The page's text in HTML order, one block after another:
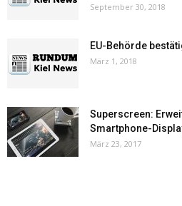
September 30, 2018
EU-Behörde
März 1, 2018
Superscreen:
Smartphone-
März 23, 2017